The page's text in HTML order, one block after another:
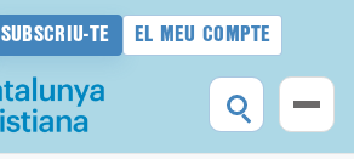
SUBSCRIU-TE EL MEU COMPTE